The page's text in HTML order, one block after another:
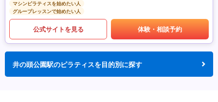
マシンピラティスを始めたい人
グループレッスンで始めたい人
公式サイトを見る 体験・相談予約
井の頭公園駅のピラティスを目的別に探す